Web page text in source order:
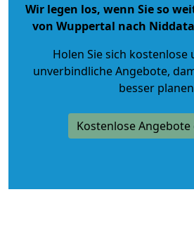
Wir legen los, wenn Sie so
von Wuppertal nach
Holen Sie sich
unverbindliche Angebote,
besser
Kostenlose